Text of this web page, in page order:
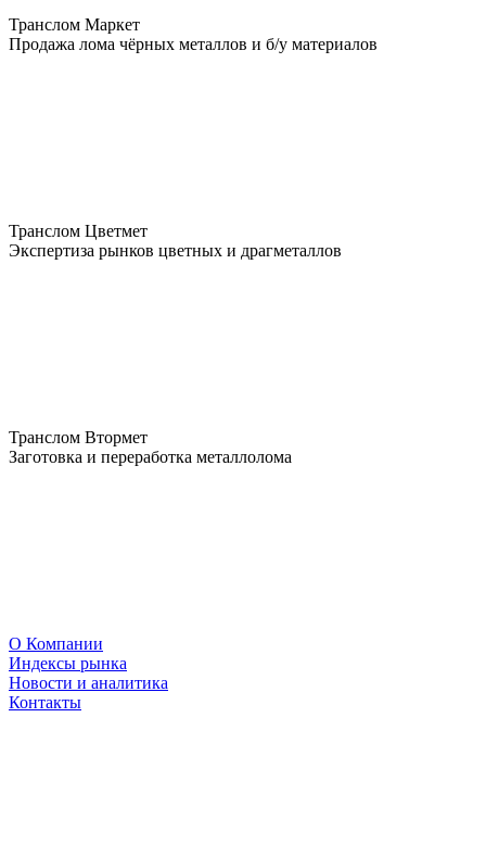
Транслом Маркет
Продажа лома чёрных металлов и б/у материалов
Транслом Цветмет
Экспертиза рынков цветных и драгметаллов
Транслом Втормет
Заготовка и переработка металлолома
О Компании
Индексы рынка
Новости и аналитика
Контакты